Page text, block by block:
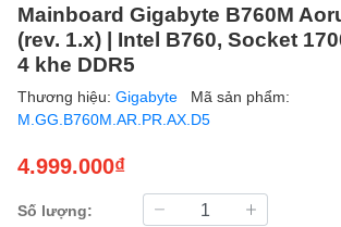
Mainboard Gigabyte B760M
(rev. 1.x) | Intel B760, Socket
4 khe DDR5
Thương hiệu: Gigabyte
Mã sản phẩm:
M.GG.B760M.AR.PR.AX.D5
4.999.000₫
Số lượng: